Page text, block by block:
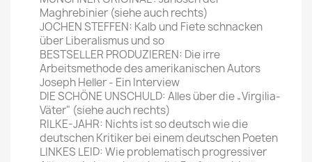
Maghrebinier (siehe auch rechts)
JOCHEN STEFFEN: Kalb und Fiete schnacken
über Liberalismus und so
BESTSELLER PRODUZIEREN: Die irre
Arbeitsmethode des amerikanischen Autors
Joseph Heller - Ein Interview
DIE SCHÖNE UNSCHULD: Alles über die „Virgilia-
Väter" (siehe auch rechts)
RILKE-JAHR: Nichts ist so deutsch wie die
deutschen Kritiker bei einem deutschen Poeten
LINKES LEID: Wie problematisch progressiver